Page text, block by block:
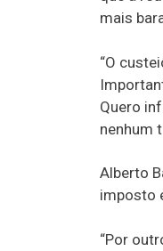
mais
“O
Quero
nenhum
Alberto
imposto
“Por